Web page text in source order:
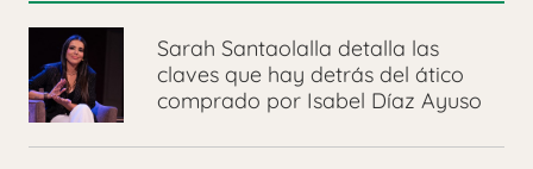
Sarah Santaolalla detalla las
claves que hay detrás del ático
comprado por Isabel Díaz Ayuso